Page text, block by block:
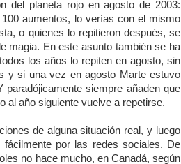
del planeta rojo en agosto de 2003:
aumentos, lo verías con el mismo
o quienes lo repitieron después, se
magia. En este asunto también se ha
los años lo repiten en agosto, sin
y si una vez en agosto Marte estuvo
siempre añaden que
al año siguiente vuelve a repetirse.
de alguna situación real, y luego
por las redes sociales. De
no hace mucho, en Canadá, según